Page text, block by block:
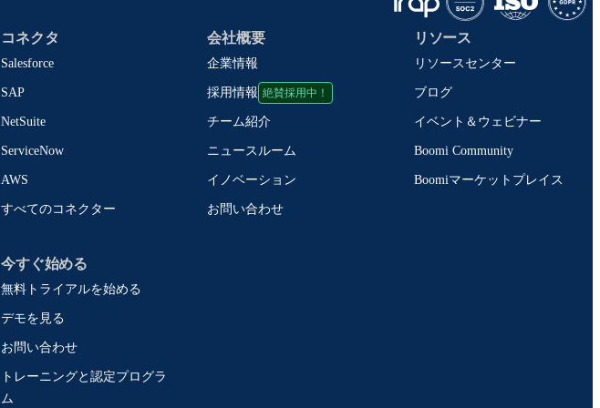
コネクタ
Salesforce
SAP
NetSuite
ServiceNow
AWS
すべてのコネクター
会社概要
企業情報
採用情報 絶賛採用中！
チーム紹介
ニュースルーム
イノベーション
お問い合わせ
リソース
リソースセンター
ブログ
イベント＆ウェビナー
Boomi Community
Boomiマーケットプレイス
今すぐ始める
無料トライアルを始める
デモを見る
お問い合わせ
トレーニングと認定プログラ
ム